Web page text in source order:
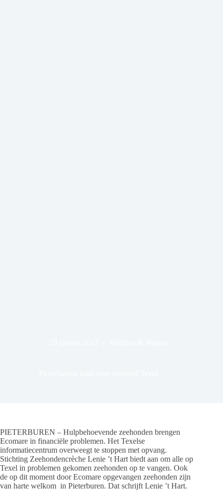
PIETERBUREN – Hulpbehoevende zeehonden brengen
Ecomare in financiële problemen. Het Texelse
informatiecentrum overweegt te stoppen met opvang.
Stichting Zeehondencrèche Lenie ’t Hart biedt aan om alle op
Texel in problemen gekomen zeehonden op te vangen. Ook
de op dit moment door Ecomare opgevangen zeehonden zijn
van harte welkom in Pieterburen. Dat schrijft Lenie ’t Hart.